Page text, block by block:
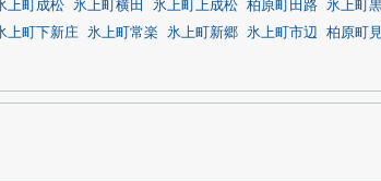
上町成松 氷上町横田 氷上町上成松 柏原町田路 氷上町
上町下新庄 氷上町常楽 氷上町新郷 氷上町市辺 柏原町